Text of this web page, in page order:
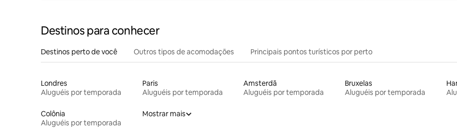
Destinos para conhecer
Destinos perto de você Outros tipos de acomodações Principais pontos turísticos por perto
Londres
Aluguéis por temporada
Paris
Aluguéis por temporada
Amsterdã
Aluguéis por temporada
Bruxelas
Aluguéis por temporada
Colônia
Aluguéis por temporada
Mostrar mais